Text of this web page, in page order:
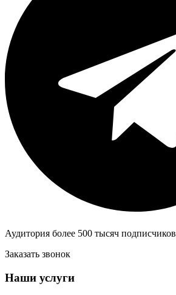
Аудитория более 500 тысяч подписчиков
Заказать звонок
Наши услуги